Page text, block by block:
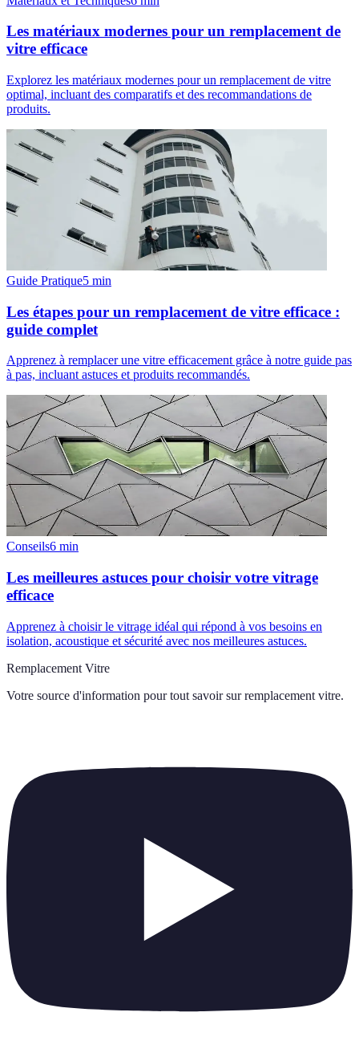
Les matériaux modernes pour un remplacement de
vitre efficace
Explorez les matériaux modernes pour un remplacement de vitre
optimal, incluant des comparatifs et des recommandations de
produits.
Guide Pratique5 min
Les étapes pour un remplacement de vitre efficace :
guide complet
Apprenez à remplacer une vitre efficacement grâce à notre guide pas
à pas, incluant astuces et produits recommandés.
Conseils6 min
Les meilleures astuces pour choisir votre vitrage
efficace
Apprenez à choisir le vitrage idéal qui répond à vos besoins en
isolation, acoustique et sécurité avec nos meilleures astuces.
Remplacement Vitre
Votre source d'information pour tout savoir sur remplacement vitre.